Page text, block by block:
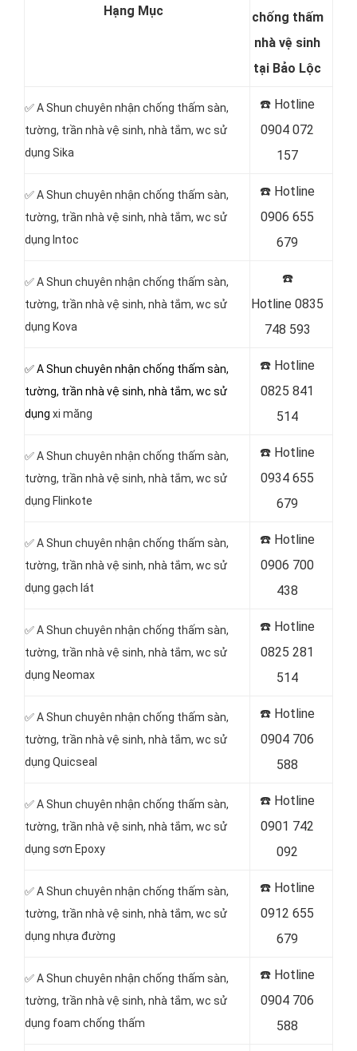
Hạng Mục
chống thấm
nhà vệ sinh
tại Bảo Lộc
✅ A Shun chuyên nhận chống thấm sàn,
tường, trần nhà vệ sinh, nhà tắm, wc sử
dụng Sika
☎️ Hotline
0904 072
157
✅ A Shun chuyên nhận chống thấm sàn,
tường, trần nhà vệ sinh, nhà tắm, wc sử
dụng Intoc
☎️ Hotline
0906 655
679
✅ A Shun chuyên nhận chống thấm sàn,
tường, trần nhà vệ sinh, nhà tắm, wc sử
dụng Kova
☎️
Hotline 0835
748 593
✅ A Shun chuyên nhận chống thấm sàn,
tường, trần nhà vệ sinh, nhà tắm, wc sử
dụng xi măng
☎️ Hotline
0825 841
514
✅ A Shun chuyên nhận chống thấm sàn,
tường, trần nhà vệ sinh, nhà tắm, wc sử
dụng Flinkote
☎️ Hotline
0934 655
679
✅ A Shun chuyên nhận chống thấm sàn,
tường, trần nhà vệ sinh, nhà tắm, wc sử
dụng gạch lát
☎️ Hotline
0906 700
438
✅ A Shun chuyên nhận chống thấm sàn,
tường, trần nhà vệ sinh, nhà tắm, wc sử
dụng Neomax
☎️ Hotline
0825 281
514
✅ A Shun chuyên nhận chống thấm sàn,
tường, trần nhà vệ sinh, nhà tắm, wc sử
dụng Quicseal
☎️ Hotline
0904 706
588
✅ A Shun chuyên nhận chống thấm sàn,
tường, trần nhà vệ sinh, nhà tắm, wc sử
dụng sơn Epoxy
☎️ Hotline
0901 742
092
✅ A Shun chuyên nhận chống thấm sàn,
tường, trần nhà vệ sinh, nhà tắm, wc sử
dụng nhựa đường
☎️ Hotline
0912 655
679
✅ A Shun chuyên nhận chống thấm sàn,
tường, trần nhà vệ sinh, nhà tắm, wc sử
dụng foam chống thấm
☎️ Hotline
0904 706
588